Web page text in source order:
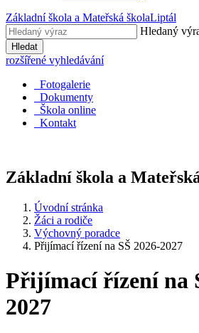
Základní škola a Mateřská školaLiptál
Hledaný
Hledat
rozšířené vyhledávání
Fotogalerie
Dokumenty
Škola online
Kontakt
Základní škola a
Úvodní stránka
Žáci a rodiče
Výchovný poradce
Přijímací řízení na SŠ 2026-2027
Přijímací řízení na
2027